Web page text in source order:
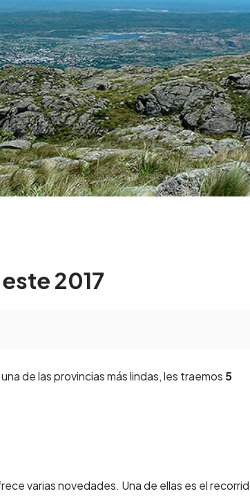
2017
de las provincias más lindas, les traemos 5
varias novedades. Una de ellas es el